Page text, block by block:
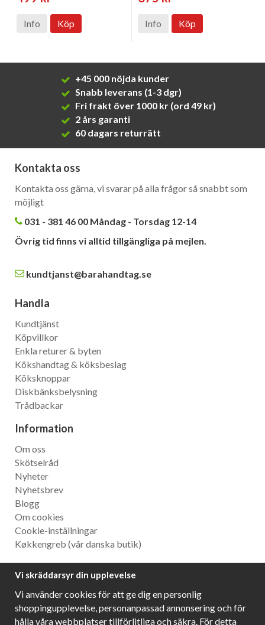
Info Köp Info Köp
+45 000 nöjda kunder
Snabb leverans (1-3 dgr)
Fri frakt över 1000 kr (ord 49 kr)
2 års garanti
60 dagars returrätt
Kontakta oss
Kontakta oss gärna, vi svarar på alla frågor så snabbt som
möjligt
031 - 381 46 00 Måndag - Torsdag 12-14
Övrig tid finns vi alltid tillgängliga på mejlen.
kundtjanst@barahandtag.se
Handla
Kundtjänst
Köpvillkor
Enkla returer & byten
Kökshandtag & köksbeslag
Köksknoppar
Diskbänksbelysning
Trådbackar
Information
Om oss
Skötselråd
Nyheter
Nyhetsbrev
Blogg
Om cookies
Cookie-inställningar
Køkkengreb (vår danska butik)
Nyhetsbrev
produktnyheter!
Vi skräddarsyr din upplevelse
Vi använder cookies för att ge dig en personlig
shoppingupplevelse, personanpassad annonsering och för
hålla våra webbplatser tillförlitliga och säkra. För detta